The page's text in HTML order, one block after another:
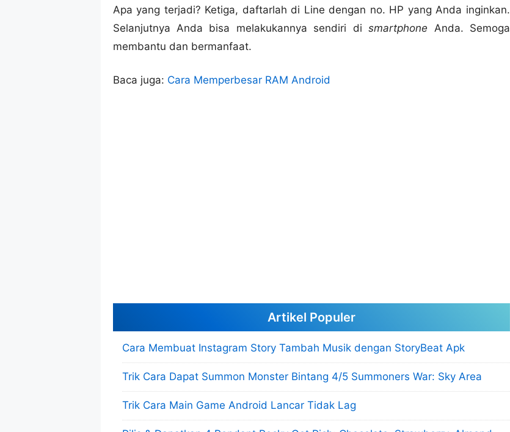
Apa yang terjadi? Ketiga, daftarlah di Line dengan no. HP yang Anda inginkan.
Selanjutnya Anda bisa melakukannya sendiri dismartphone Anda. Semoga
membantu dan bermanfaat.
Baca juga: Cara Memperbesar RAM Android
Artikel Populer
Cara Membuat Instagram Story Tambah Musik dengan StoryBeat Apk
Trik Cara Dapat Summon Monster Bintang 4/5 Summoners War: Sky Area
Trik Cara Main Game Android Lancar Tidak Lag